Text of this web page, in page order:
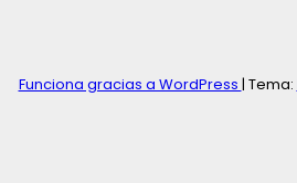
Funciona gracias a WordPress | Tema: